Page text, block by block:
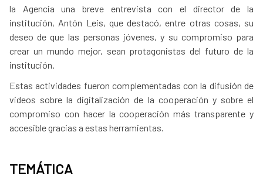
la Agencia una breve entrevista con el director de la
institución, Antón Leis, que destacó, entre otras cosas, su
deseo de que las personas jóvenes, y su compromiso para
crear un mundo mejor, sean protagonistas del futuro de la
institución.
Estas actividades fueron complementadas con la difusión de
videos sobre la digitalización de la cooperación y sobre el
compromiso con hacer la cooperación más transparente y
accesible gracias a estas herramientas.
TEMÁTICA